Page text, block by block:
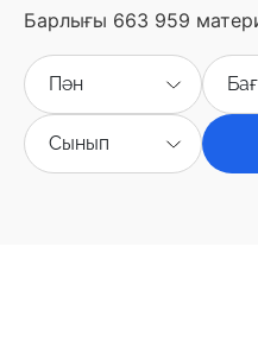
Барлығы 663 959
Пән
Сынып